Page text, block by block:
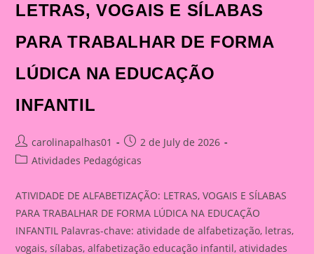
LETRAS, VOGAIS E SÍLABAS
PARA TRABALHAR DE FORMA
LÚDICA NA EDUCAÇÃO
INFANTIL
Post
author:
carolinapalhas01
Post
published:
2 de July de 2026
PostAtividades Pedagógicas
ATIVIDADE DE ALFABETIZAÇÃO: LETRAS, VOGAIS E SÍLABAS
PARA TRABALHAR DE FORMA LÚDICA NA EDUCAÇÃO
INFANTIL Palavras-chave: atividade de alfabetização, letras,
vogais, sílabas, alfabetização educação infantil, atividades